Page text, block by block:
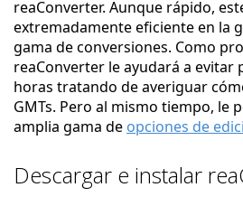
reaConverter. Aunque rápido,
extremadamente eficiente en la
gama de conversiones. Como
reaConverter le ayudará a evitar
horas tratando de averiguar
GMTs. Pero al mismo tiempo, le
amplia gama de opciones de
Descargar e instalar